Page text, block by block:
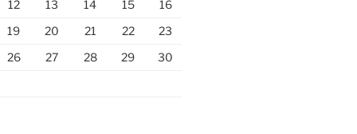
12 13 14 15
16
19 20 21 22
23
26 27 28 29
30